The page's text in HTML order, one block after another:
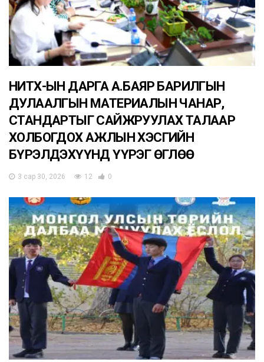
НИТХ-ЫН ДАРГА А.БАЯР БАРИЛГЫН
ДУЛААЛГЫН МАТЕРИАЛЫН ЧАНАР,
СТАНДАРТЫГ САЙЖРУУЛАХ ТАЛААР
ХОЛБОГДОХ АЖЛЫН ХЭСГИЙН
БҮРЭЛДЭХҮҮНД ҮҮРЭГ ӨГЛӨӨ
3 сар 30, 2026 12 0